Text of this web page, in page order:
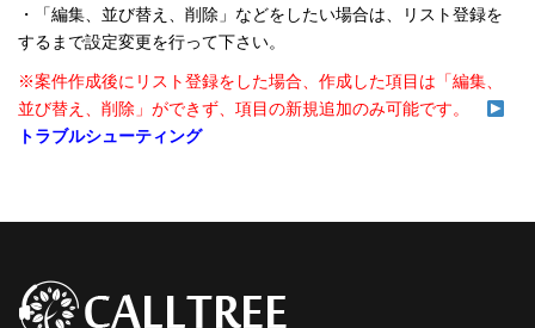
・「編集、並び替え、削除」などをしたい場合は、リスト登録を
するまで設定変更を行って下さい。
※案件作成後にリスト登録をした場合、作成した項目は「編集、
並び替え、削除」ができず、項目の新規追加のみ可能です。
トラブルシューティング